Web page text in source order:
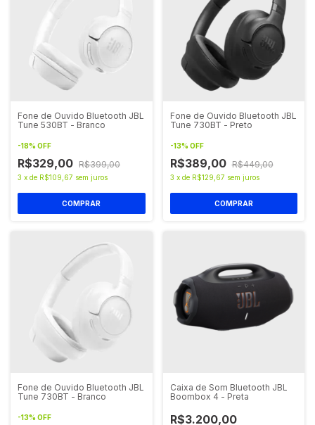
Fone de Ouvido Bluetooth JBL
Tune 530BT - Branco
-18% OFF
R$329,00 R$399,00
3 x de R$109,67 sem juros
Fone de Ouvido Bluetooth JBL
Tune 730BT - Preto
-13% OFF
R$389,00 R$449,00
3 x de R$129,67 sem juros
Fone de Ouvido Bluetooth JBL
Tune 730BT - Branco
-13% OFF
Caixa de Som Bluetooth JBL
Boombox 4 - Preta
R$3.200,00